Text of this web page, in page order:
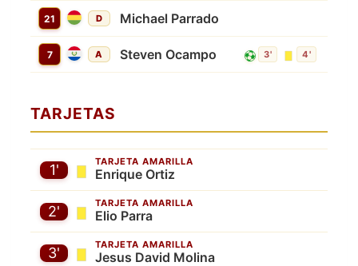
21 D Michael Parrado
7 A Steven Ocampo 3' 4'
TARJETAS
TARJETA AMARILLA
Enrique Ortiz
1'
TARJETA AMARILLA
Elio Parra
2'
TARJETA AMARILLA
Jesus David Molina
3'